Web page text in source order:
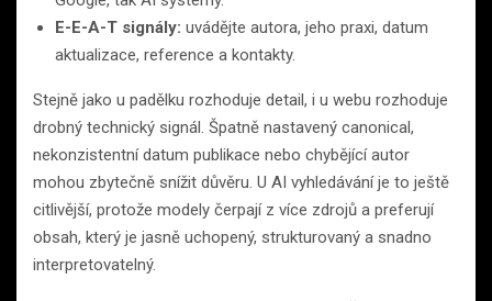
E-E-A-T signály: uvádějte autora, jeho praxi, datum
aktualizace, reference a kontakty.
Stejně jako u padělku rozhoduje detail, i u webu rozhoduje
drobný technický signál. Špatně nastavený canonical,
nekonzistentní datum publikace nebo chybějící autor
mohou zbytečně snížit důvěru. U AI vyhledávání je to ještě
citlivější, protože modely čerpají z více zdrojů a preferují
obsah, který je jasně uchopený, strukturovaný a snadno
interpretovatelný.